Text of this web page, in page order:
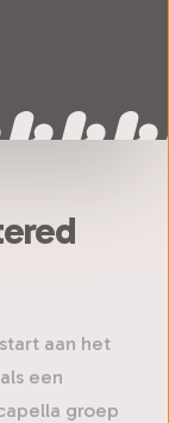
aan het
een
groep